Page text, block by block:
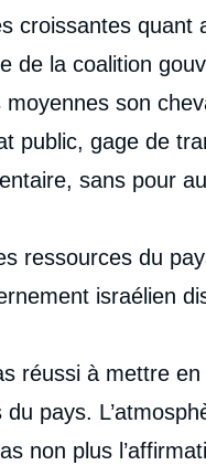
croissantes quant
de la coalition
son
public, gage de
sans pour
ressources du
israélien
réussi à mettre
pays.
non plus